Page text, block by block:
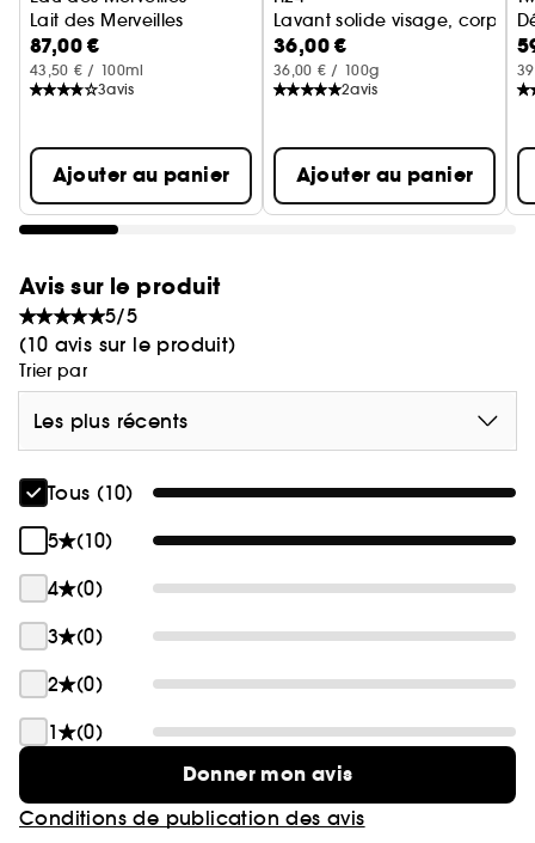
Lait des Merveilles
87,00 €
43,50 € / 100ml
3avis
Ajouter au panier
Lavant solide visage, corps et
36,00 €
36,00 € / 100g
2avis
Ajouter au panier
Avis sur le produit
5/5
(10 avis sur le produit)
Trier par
Les plus récents
Tous (10)
5
(10)
4
(0)
3
(0)
2
(0)
1
(0)
Donner mon avis
Conditions de publication des avis